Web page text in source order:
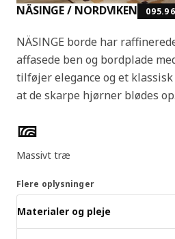
NÄSINGE / NORDVIKEN
NÄSINGE borde har
affasede ben og bordplade
tilføjer elegance og et
at de skarpe hjørner blødes op.
Produktfunktioner
Massivt træ
Flere oplysninger
Materialer og pleje